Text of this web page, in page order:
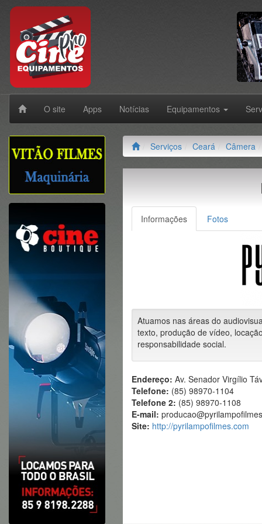
O site Apps Notícias Equipamentos
Serviços Ceará Câmera
Informações Fotos
Atuamos nas áreas do
texto, produção de vídeo,
responsabilidade social.
Endereço: Av. Senador Virgílio
Telefone: (85) 98970-1104
Telefone 2: (85) 98970-1108
E-mail:
Site: http://pyrilampofilmes.com